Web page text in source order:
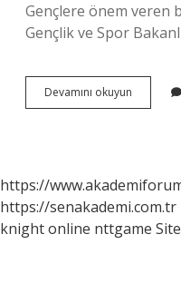
Gençlere önem veren
Gençlik ve Spor
Devamını okuyun
https://
https://senakademi.com.tr
knight online nttgame